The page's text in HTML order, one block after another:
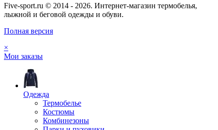
Five-sport.ru © 2014 - 2026. Интернет-магазин термобелья,
лыжной и беговой одежды и обуви.
Полная версия
×
Мои заказы
Одежда
Термобелье
Костюмы
Комбинезоны